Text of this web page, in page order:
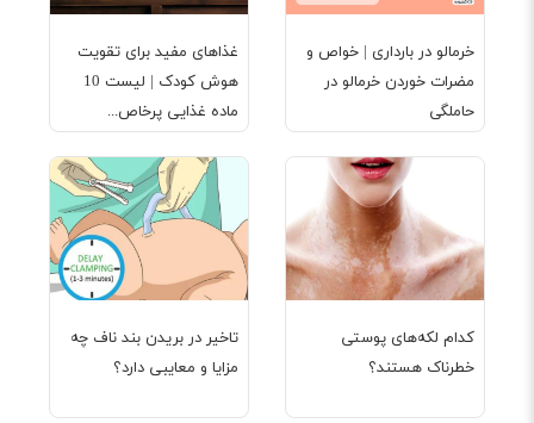
غذاهای مفید برای تقویت
هوش کودک | لیست 10
ماده غذایی پرخاص...
خرمالو در بارداری | خواص و
مضرات خوردن خرمالو در
حاملگی
تاخیر در بریدن بند ناف چه
مزایا و معایبی دارد؟
کدام لکه‌های پوستی
خطرناک هستند؟